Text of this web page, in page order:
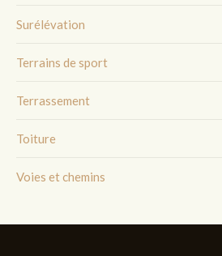
Surélévation
Terrains de sport
Terrassement
Toiture
Voies et chemins